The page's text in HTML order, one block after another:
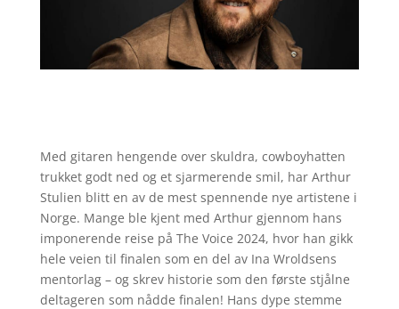
Med gitaren hengende over skuldra, cowboyhatten
trukket godt ned og et sjarmerende smil, har Arthur
Stulien blitt en av de mest spennende nye artistene i
Norge. Mange ble kjent med Arthur gjennom hans
imponerende reise på The Voice 2024, hvor han gikk
hele veien til finalen som en del av Ina Wroldsens
mentorlag – og skrev historie som den første stjålne
deltageren som nådde finalen! Hans dype stemme